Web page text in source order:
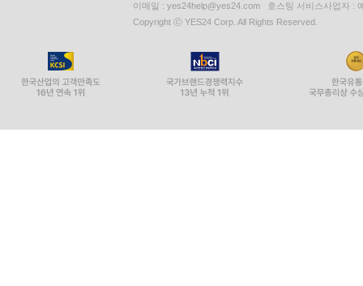
이메일 : yes24help@yes24.com 호스팅 서비스사업자 :
Copyright ⓒ YES24 Corp. All Rights Reserved.